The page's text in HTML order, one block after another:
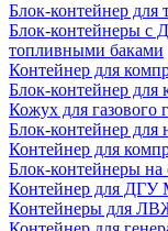
Блок-контейнер для
Блок-контейнеры с
топливными баками
Контейнер для
Блок-контейнер для
Кожух для газового
Блок-контейнер для
Контейнер для
Блок-контейнеры
Контейнер для ДГУ
Контейнеры для